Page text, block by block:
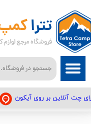
حساب کاربری من
تغییر گذر واژه
سفارشات
خروج از حساب کاربری
چت آنلاین بر روی آیکون
تترا
فروشگاه مرجع